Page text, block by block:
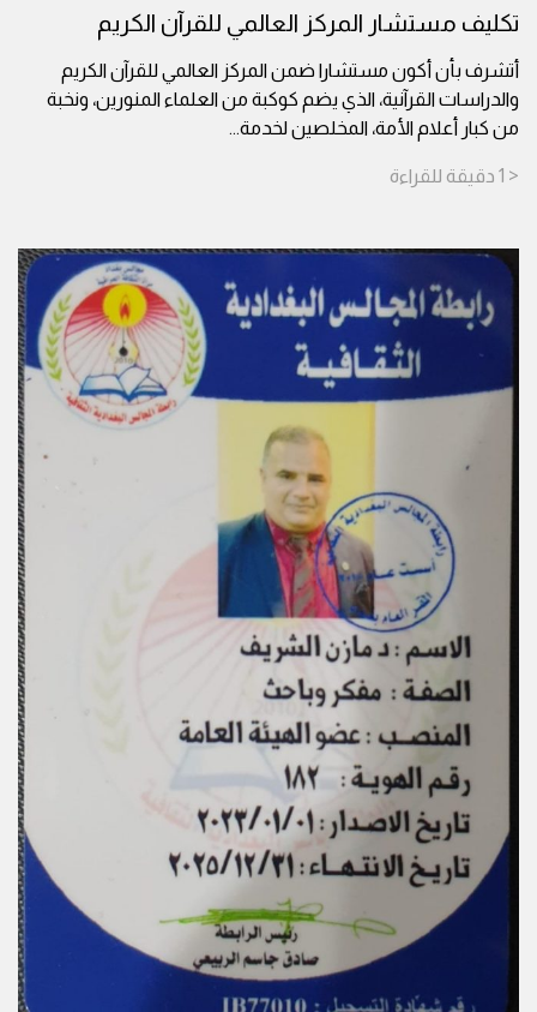
تكليف مستشار المركز العالمي للقرآن الكريم
أتشرف بأن أكون مستشارا ضمن المركز العالمي للقرآن الكريم
والدراسات القرآنية، الذي يضم كوكبة من العلماء المنورين، ونخبة
من كبار أعلام الأمة، المخلصين لخدمة...
< 1 دقيقة للقراءة